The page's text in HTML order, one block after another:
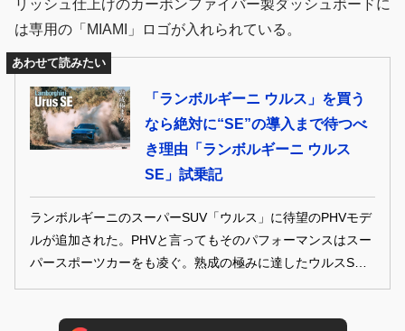
リッシュ仕上げのカーボンファイバー製ダッシュボードに
は専用の「MIAMI」ロゴが入れられている。
あわせて読みたい
「ランボルギーニ ウルス」を買う
なら絶対に“SE”の導入まで待つべ
き理由「ランボルギーニ ウルス
SE」試乗記
ランボルギーニのスーパーSUV「ウルス」に待望のPHVモデ
ルが追加された。PHVと言ってもそのパフォーマンスはスー
パースポーツカーをも凌ぐ。熟成の極みに達したウルスSEの
全容を見ていきたいと思う。（GENROQ 2024年12月号より